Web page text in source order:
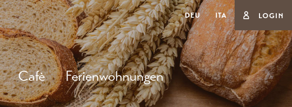
DEU ITA LOGIN
Cafè Ferienwohnungen